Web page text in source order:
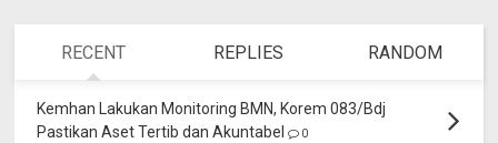
RECENT REPLIES RANDOM
Kemhan Lakukan Monitoring BMN, Korem 083/Bdj
Pastikan Aset Tertib dan Akuntabel
0